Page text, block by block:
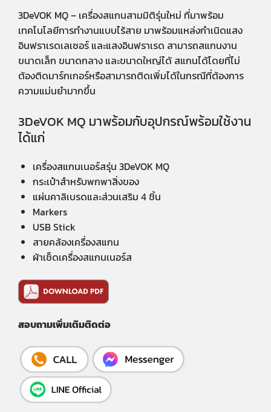
3DeVOK MQ – เครื่องสแกนสามมิติรุ่นใหม่ ที่มาพร้อม
เทคโนโลยีการทำงานแบบไร้สาย มาพร้อมแหล่งกำเนิดแสง
อินฟราเรดเลเซอร์ และแสงอินฟราเรด สามารถสแกนงาน
ขนาดเล็ก ขนาดกลาง และขนาดใหญ่ได้ สแกนได้โดยที่ไม่
ต้องติดมาร์กเกอร์หรือสามารถติดเพิ่มได้ในกรณีที่ต้องการ
ความแม่นยำมากขึ้น
3DeVOK MQ มาพร้อมกับอุปกรณ์พร้อมใช้งาน
ได้แก่
เครื่องสแกนเนอร์สรุ่น 3DeVOK MQ
กระเป๋าสำหรับพกพาสิ่งของ
แผ่นคาลิเบรดและส่วนเสริม 4 ชิ้น
Markers
USB Stick
สายคล้องเครื่องสแกน
ผ้าเช็ดเครื่องสแกนเนอร์ส
สอบถามเพิ่มเติมติดต่อ